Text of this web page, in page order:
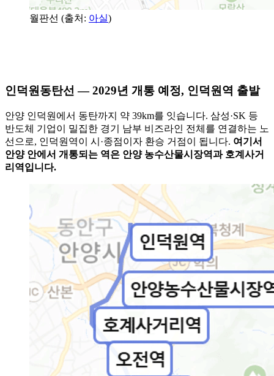
월판선 (출처: 아실)
인덕원동탄선 — 2029년 개통 예정, 인덕원역 출발
안양 인덕원에서 동탄까지 약 39km를 잇습니다. 삼성·SK 등
반도체 기업이 밀집한 경기 남부 비즈라인 전체를 연결하는 노
선으로, 인덕원역이 시·종점이자 환승 거점이 됩니다. 여기서
안양 안에서 개통되는 역은 안양 농수산물시장역과 호계사거
리역입니다.